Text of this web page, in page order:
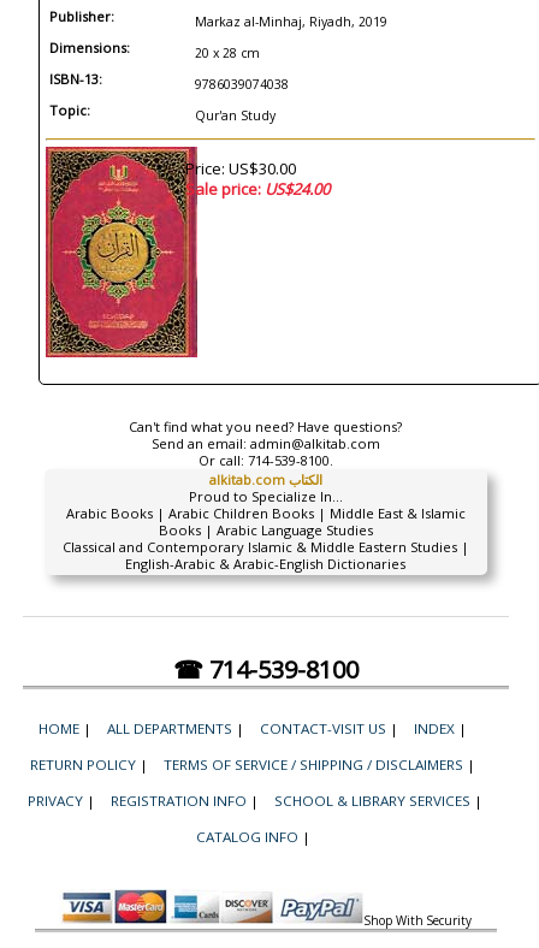
Publisher: Markaz al-Minhaj, Riyadh, 2019
Dimensions: 20 x 28 cm
ISBN-13: 9786039074038
Topic: Qur'an Study
Price: US$30.00
Sale price: US$24.00
Can't find what you need? Have questions?
Send an email: admin@alkitab.com
Or call: 714-539-8100.
alkitab.com الكتاب
Proud to Specialize In...
Arabic Books | Arabic Children Books | Middle East & Islamic
Books | Arabic Language Studies
Classical and Contemporary Islamic & Middle Eastern Studies |
English-Arabic & Arabic-English Dictionaries
☎ 714-539-8100
HOME | ALL DEPARTMENTS | CONTACT-VISIT US | INDEX |
RETURN POLICY | TERMS OF SERVICE / SHIPPING / DISCLAIMERS |
PRIVACY | REGISTRATION INFO | SCHOOL & LIBRARY SERVICES |
CATALOG INFO |
Shop With Security